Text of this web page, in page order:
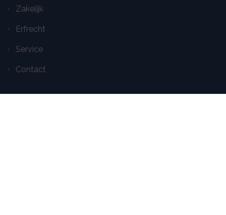
Zakelijk
Erfrecht
Service
Contact